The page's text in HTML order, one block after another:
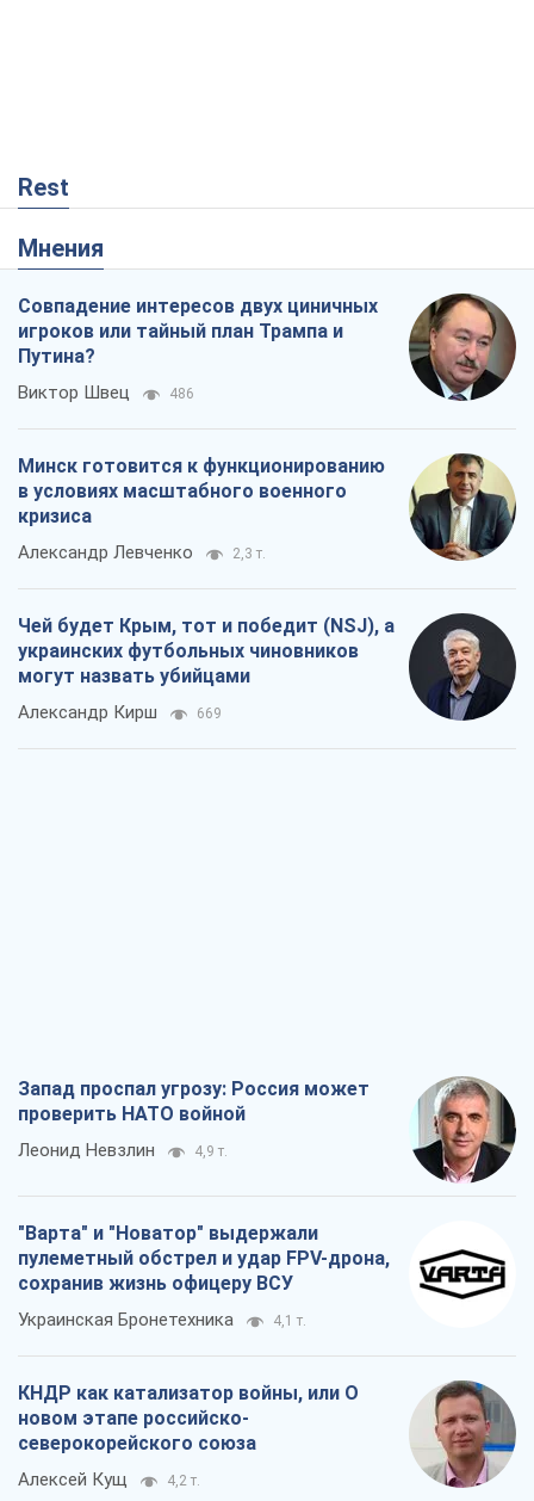
Rest
Мнения
Совпадение интересов двух циничных
игроков или тайный план Трампа и
Путина?
Виктор Швец 486
Минск готовится к функционированию
в условиях масштабного военного
кризиса
Александр Левченко 2,3 т.
Чей будет Крым, тот и победит (NSJ), а
украинских футбольных чиновников
могут назвать убийцами
Александр Кирш 669
Запад проспал угрозу: Россия может
проверить НАТО войной
Леонид Невзлин 4,9 т.
"Варта" и "Новатор" выдержали
пулеметный обстрел и удар FPV-дрона,
сохранив жизнь офицеру ВСУ
Украинская Бронетехника 4,1 т.
КНДР как катализатор войны, или О
новом этапе российско-
северокорейского союза
Алексей Кущ 4,2 т.